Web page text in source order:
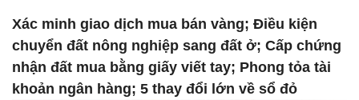
Xác minh giao dịch mua bán vàng; Điều kiện
chuyển đất nông nghiệp sang đất ở; Cấp chứng
nhận đất mua bằng giấy viết tay; Phong tỏa tài
khoản ngân hàng; 5 thay đổi lớn về sổ đỏ